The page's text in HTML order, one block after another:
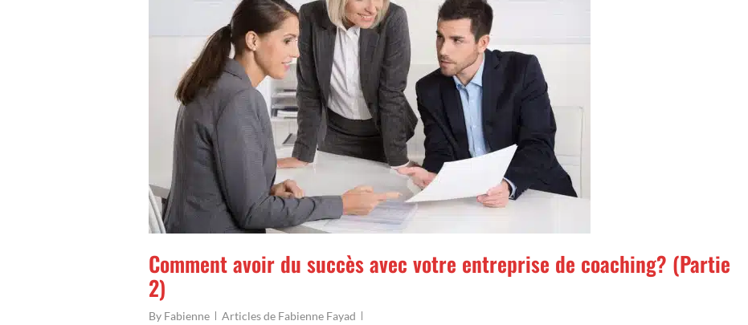
Comment avoir du succès avec votre entreprise de coaching? (Partie
2)
By Fabienne Articles de Fabienne Fayad